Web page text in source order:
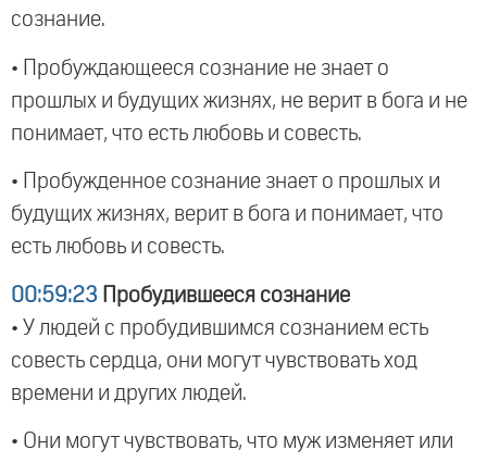
сознание.
• Пробуждающееся сознание не знает о
прошлых и будущих жизнях, не верит в бога и не
понимает, что есть любовь и совесть.
• Пробужденное сознание знает о прошлых и
будущих жизнях, верит в бога и понимает, что
есть любовь и совесть.
00:59:23 Пробудившееся сознание
• У людей с пробудившимся сознанием есть
совесть сердца, они могут чувствовать ход
времени и других людей.
• Они могут чувствовать, что муж изменяет или